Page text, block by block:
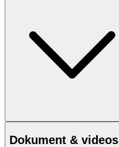
Dokument & videos